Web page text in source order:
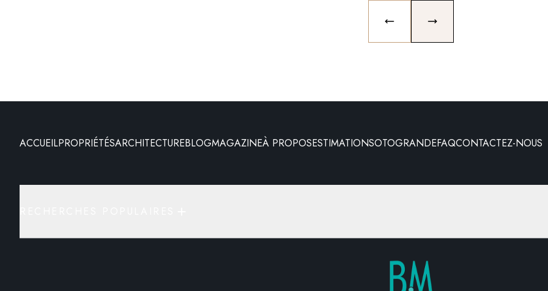
PREVIOUS SLIDENEXT SLIDE
ACCUEILPROPRIÉTÉSARCHITECTUREBLOGMAGAZINEÀ PROPOSESTIMATIONSOTOGRANDEFAQCONTACTEZ-NOUS